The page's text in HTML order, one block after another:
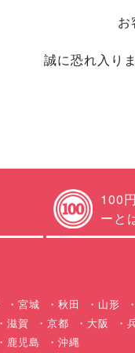
お
誠に恐れ入り
100
ーと
宮城 秋田
山形
滋賀 京都 大阪
鹿児島 沖縄